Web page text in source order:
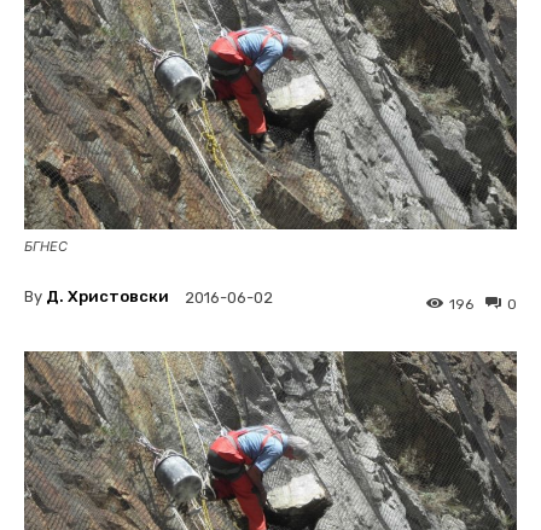
БГНЕС
By Д. Христовски 2016-06-02 0
196